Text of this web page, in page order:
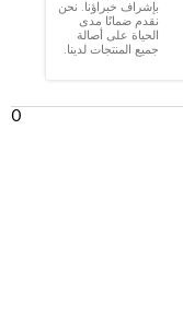
بإشراف خبراؤنا. نحن
نقدم ضمانًا مدى
الحياة على أصالة
جميع المنتجات لدينا.
0